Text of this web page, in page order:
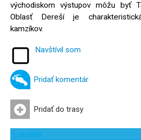
východiskom výstupov môžu byť
Oblasť Dereší je
kamzíkov.
Navštívil som
Pridať komentár
Pridať do trasy
Lokalita